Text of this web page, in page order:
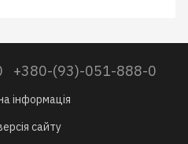
+380-(93)-051-888-0
інформація
сайту